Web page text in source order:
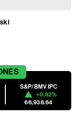
S&P/BMV IPC
+0.82%
66,938.64